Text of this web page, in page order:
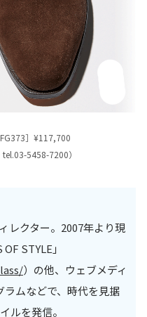
］¥117,700
5458-7200）
レクター。2007年より現
STYLE」
）の他、ウェブメディ
ラムなどで、時代を見据
ルを発信。